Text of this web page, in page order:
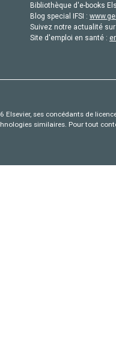
Bibliothèque d'e-books
Blog special IFSI :
Suivez notre actualité
Site d'emploi en santé :
ses concédants de
similaires. Pour tout